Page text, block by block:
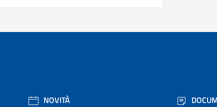
NOVITÀ